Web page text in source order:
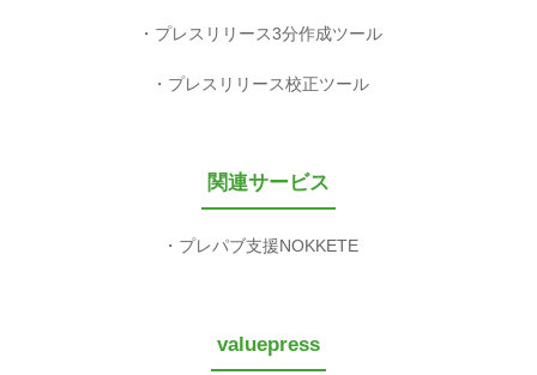
プレスリリース3分作成ツール
プレスリリース校正ツール
関連サービス
プレパブ支援NOKKETE
valuepress